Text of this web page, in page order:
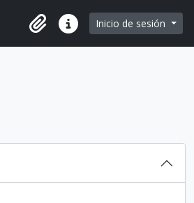
Portapapeles
Enlaces rápidos
Inicio de sesión